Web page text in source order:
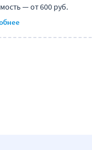
— от 600 руб.